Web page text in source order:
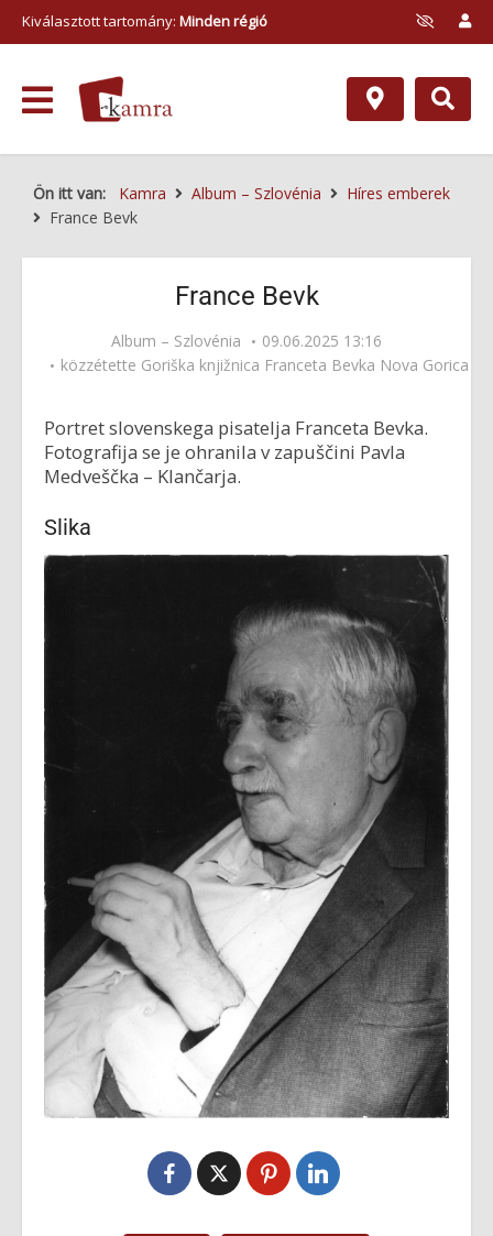
Kiválasztott tartomány: Minden régió
Ön itt van: Kamra Album – Szlovénia
Híres emberek
France Bevk
France Bevk
Album – Szlovénia
09.06.2025 13:16
közzétette Goriška knjižnica Franceta Bevka Nova Gorica
Portret slovenskega pisatelja Franceta Bevka.
Fotografija se je ohranila v zapuščini Pavla
Medveščka – Klančarja.
Slika